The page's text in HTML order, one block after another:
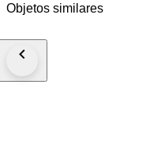
Objetos similares